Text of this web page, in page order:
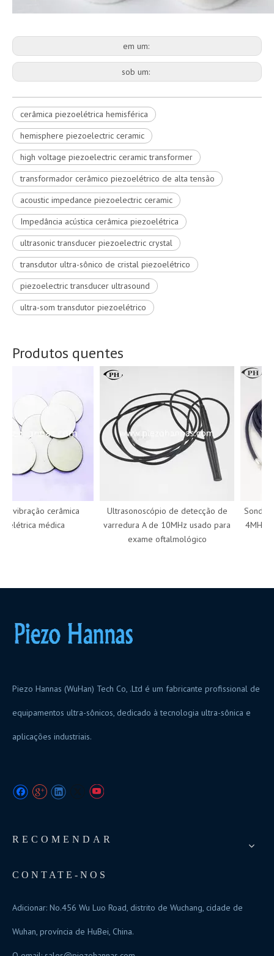
em um:
sob um:
cerâmica piezoelétrica hemisférica
hemisphere piezoelectric ceramic
high voltage piezoelectric ceramic transformer
transformador cerâmico piezoelétrico de alta tensão
acoustic impedance piezoelectric ceramic
Impedância acústica cerâmica piezoelétrica
ultrasonic transducer piezoelectric crystal
transdutor ultra-sônico de cristal piezoelétrico
piezoelectric transducer ultrasound
ultra-som transdutor piezoelétrico
Produtos quentes
vibração cerâmica
médica
Ultrasonoscópio de detecção de
varredura A de 10MHz usado para
exame oftalmológico
Sonda
4MHz
Piezo Hannas (WuHan) Tech Co, .Ltd é um fabricante profissional de
equipamentos ultra-sônicos, dedicado à tecnologia ultra-sônica e
aplicações industriais.
RECOMENDAR
CONTATE-NOS
Adicionar: No.456 Wu Luo Road, distrito de Wuchang, cidade de
Wuhan, província de HuBei, China.